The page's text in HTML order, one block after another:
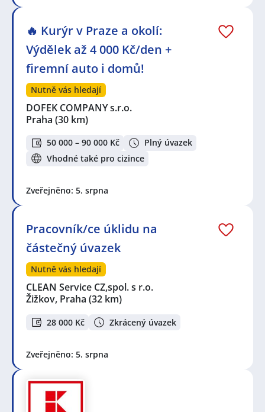
🔥 Kurýr v Praze a okolí:
Výdělek až 4 000 Kč/den +
firemní auto i domů!
Nutně vás hledají
DOFEK COMPANY s.r.o.
Praha (30 km)
50 000 – 90 000 Kč
Plný úvazek
Vhodné také pro cizince
Zveřejněno: 5. srpna
Pracovník/ce úklidu na
částečný úvazek
Nutně vás hledají
CLEAN Service CZ,spol. s r.o.
Žižkov, Praha (32 km)
28 000 Kč Zkrácený úvazek
Zveřejněno: 5. srpna